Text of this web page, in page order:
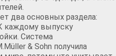
два основных раздела:
каждому выпуску
Система
& Sohn получила